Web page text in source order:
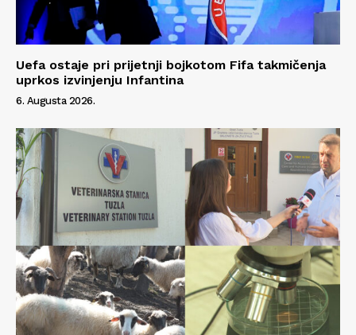
Uefa ostaje pri prijetnji bojkotom Fifa takmičenja
uprkos izvinjenju Infantina
6. Augusta 2026.